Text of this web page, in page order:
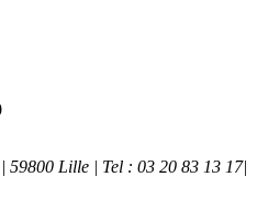
59800 Lille | Tel : 03 20 83 13 17|